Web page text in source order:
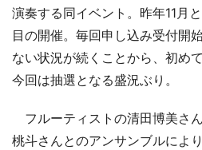
演奏する同イベント。昨年11月
目の開催。毎回申し込み受付開
ない状況が続くことから、初め
今回は抽選となる盛況ぶり。
フルーティストの清田博美さ
桃斗さんとのアンサンブルによ